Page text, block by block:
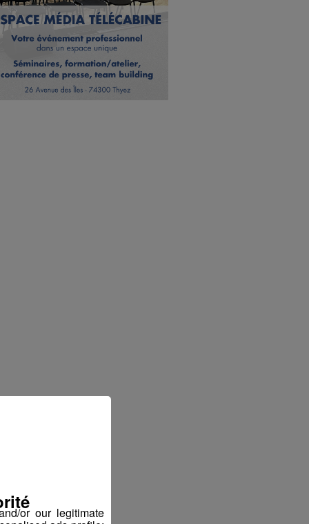
or our legitimate